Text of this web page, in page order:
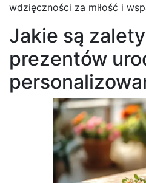
wdzięczności za miłość i
Jakie są
prezentów